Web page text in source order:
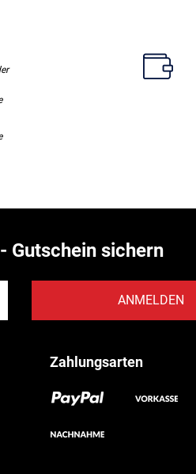
Gutschein sichern
ANMELDEN
Zahlungsarten